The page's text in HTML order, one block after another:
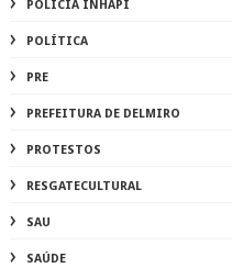
POLÍCIA INHAPI
POLÍTICA
PRE
PREFEITURA DE DELMIRO
PROTESTOS
RESGATECULTURAL
SAU
SAÚDE